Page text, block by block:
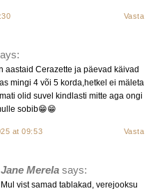
Vasta
aastaid Cerazette ja päevad käivad
mingi 4 või 5 korda,hetkel ei mäleta
olid suvel kindlasti mitte aga ongi
sobib😁😁
at 09:53 Vasta
Jane Merela says:
Mul vist samad tablakad, verejooksu